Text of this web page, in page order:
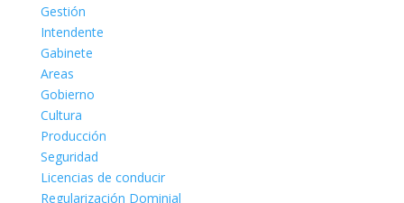
Gestión
Intendente
Gabinete
Areas
Gobierno
Cultura
Producción
Seguridad
Licencias de conducir
Regularización Dominial